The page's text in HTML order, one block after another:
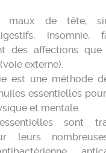
maux de tête,
insomnie,
des affections que
externe).
est une méthode
essentielles
et mentale.
sont
leurs